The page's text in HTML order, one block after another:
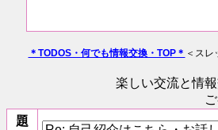
＊TODOS・何でも情報交換・TOP＊ ＜スレ
楽しい交流と情
題